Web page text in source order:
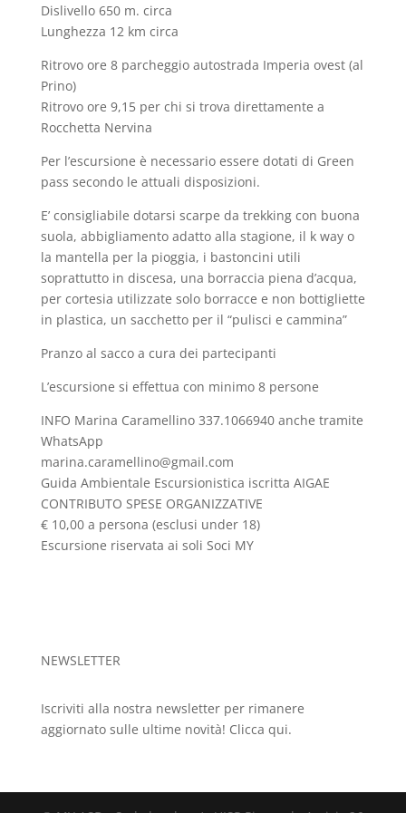
Dislivello 650 m. circa
Lunghezza 12 km circa
Ritrovo ore 8 parcheggio autostrada Imperia ovest (al
Prino)
Ritrovo ore 9,15 per chi si trova direttamente a
Rocchetta Nervina
Per l’escursione è necessario essere dotati di Green
pass secondo le attuali disposizioni.
E’ consigliabile dotarsi scarpe da trekking con buona
suola, abbigliamento adatto alla stagione, il k way o
la mantella per la pioggia, i bastoncini utili
soprattutto in discesa, una borraccia piena d’acqua,
per cortesia utilizzate solo borracce e non bottigliette
in plastica, un sacchetto per il “pulisci e cammina”
Pranzo al sacco a cura dei partecipanti
L’escursione si effettua con minimo 8 persone
INFO Marina Caramellino 337.1066940 anche tramite
WhatsApp
marina.caramellino@gmail.com
Guida Ambientale Escursionistica iscritta AIGAE
CONTRIBUTO SPESE ORGANIZZATIVE
€ 10,00 a persona (esclusi under 18)
Escursione riservata ai soli Soci MY
NEWSLETTER
Iscriviti alla nostra newsletter per rimanere
aggiornato sulle ultime novità! Clicca qui.